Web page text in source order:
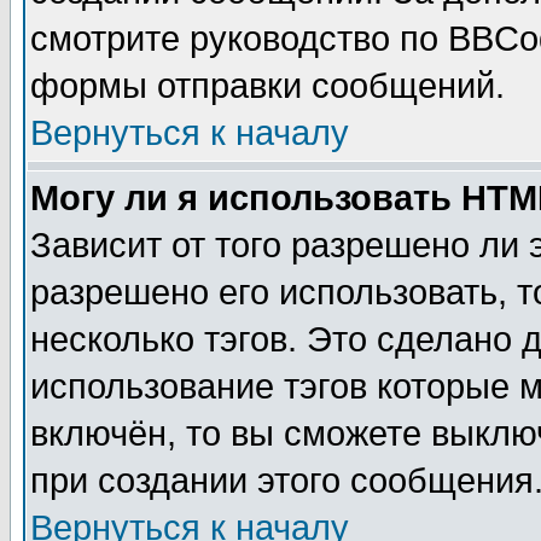
смотрите руководство по
формы отправки сообщений.
Вернуться к началу
Могу ли я использовать
Зависит от того разрешено
разрешено его использовать,
несколько тэгов. Это сделано
использование тэгов
включён, то вы сможете
при создании этого
Вернуться к началу